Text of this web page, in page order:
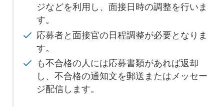
ジなどを利用し、面接日時の調整を行いま
す。
応募者と面接官の日程調整が必要となりま
す。
も不合格の人には応募書類があれば返却
し、不合格の通知文を郵送またはメッセー
ジ配信します。